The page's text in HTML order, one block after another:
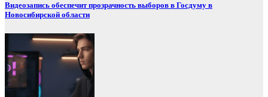
Видеозапись обеспечит прозрачность выборов в Госдуму в
Новосибирской области